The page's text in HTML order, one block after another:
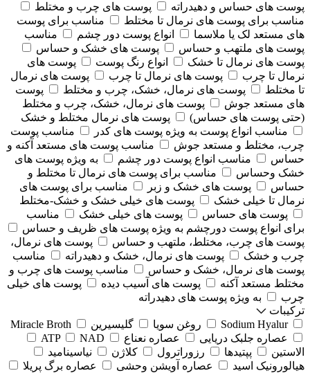
پوست های حساس و دهیدراته
پوست های چرب و مختلط
مناسب برای پوست های نرمال تا مختلط
مناسب برای پوست
های مستعد لک یا ملاسما
انواع پوست دور چشم
مناسب
پوست های ملتهب و حساس
پوست های خشک و حساس
پوست های نرمال تا خشک
انواع رنگ پوست
پوست های
نرمال تا چرب
پوست های نرمال تا چرب
پوست های نرمال
تا مختلط
پوست های نرمال، خشک، چرب و مختلط
پوست
های مستعد جوش
پوست های نرمال، خشک، چرب و مختلط
(حتی پوست های حساس)
پوست های نرمال مختلط و خشک
مناسب انواع پوست به ویژه پوست های کدر
مناسب پوست
چرب، مختلط و مستعد جوش
مناسب پوست های مستعد آکنه و
حساس
مناسب انواع پوست دور چشم
به ویژه پوست های
خشک وحساس
مناسب برای پوست های نرمال تا مختلط و
حساس
پوست های خشک و زبر
مناسب برای پوست های
نرمال تا خیلی خشک
پوست های خیلی خشک و خشک-مختلط
پوست های حساس
پوست های خیلی خشک
مناسب
برای انواع پوست دورچشم به ویژه پوست های ظریف و حساس
پوست های چرب، مختلط، ملتهب و حساس
پوست های نرمال،
چرب و خشک
پوست های نرمال، خشک و دهیدراته
مناسب
پوست های نرمال، خشک و حساس
مناسب پوست های چرب و
مختلط مستعد آکنه
پوست های آسیب دیده
پوست های خیلی
چرب
به ویژه پوست های دهیدراته
ترکیبات
Sodium Hyalur
روغن سویا گلیسیرین
Miracle Broth
عصاره جلبک دریایی
عصاره نعناع ATP
NAD
الاستین
پپتیدها رزوراترول کلاژن
⁠نیاسینامید
هیالورونیک اسید
عصاره آویشن وحشی
عصاره برگ پریلا